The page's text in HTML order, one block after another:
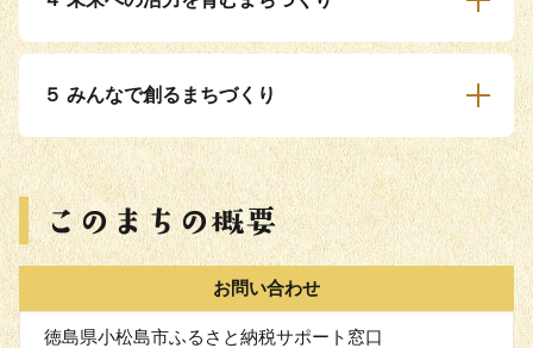
５ みんなで創るまちづくり
お問い合わせ
徳島県小松島市ふるさと納税サポート窓口